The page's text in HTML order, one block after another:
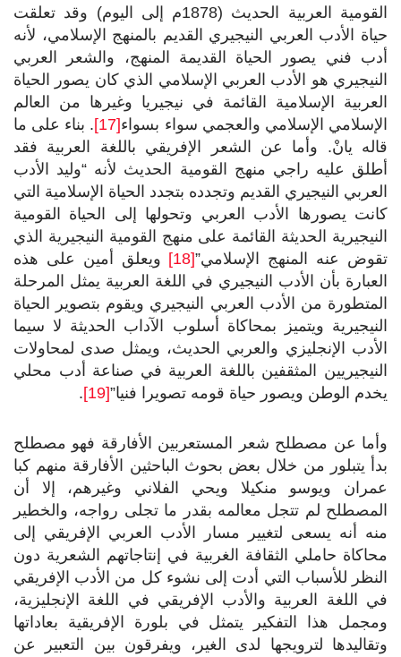
القومية العربية الحديث (1878م إلى اليوم) وقد تعلقت
حياة الأدب العربي النيجيري القديم بالمنهج الإسلامي، لأنه
أدب فني يصور الحياة القديمة المنهج، والشعر العربي
النيجيري هو الأدب العربي الإسلامي الذي كان يصور الحياة
العربية الإسلامية القائمة في نيجيريا وغيرها من العالم
الإسلامي الإسلامي والعجمي سواء بسواء[17]
. بناء على ما
قاله يانْ. وأما عن الشعر الإفريقي باللغة العربية فقد
أطلق عليه راجي منهج القومية الحديث لأنه “وليد الأدب
العربي النيجيري القديم وتجدده بتجدد الحياة الإسلامية التي
كانت يصورها الأدب العربي وتحولها إلى الحياة القومية
النيجيرية الحديثة القائمة على منهج القومية النيجيرية الذي
تقوض عنه المنهج الإسلامي”[18]
ويعلق أمين على هذه
العبارة بأن الأدب النيجيري في اللغة العربية يمثل المرحلة
المتطورة من الأدب العربي النيجيري ويقوم بتصوير الحياة
النيجيرية ويتميز بمحاكاة أسلوب الآداب الحديثة لا سيما
الأدب الإنجليزي والعربي الحديث، ويمثل صدى لمحاولات
النيجيريين المثقفين باللغة العربية في صناعة أدب محلي
يخدم الوطن ويصور حياة قومه تصويرا فنيا”[19]
.
وأما عن مصطلح شعر المستعربين الأفارقة فهو مصطلح
بدأ يتبلور من خلال بعض بحوث الباحثين الأفارقة منهم كبا
عمران ويوسو منكيلا ويحي الفلاني وغيرهم، إلا أن
المصطلح لم تتجل معالمه بقدر ما تجلى رواجه، والخطير
منه أنه يسعى لتغيير مسار الأدب العربي الإفريقي إلى
محاكاة حاملي الثقافة الغربية في إنتاجاتهم الشعرية دون
النظر للأسباب التي أدت إلى نشوء كل من الأدب الإفريقي
في اللغة العربية والأدب الإفريقي في اللغة الإنجليزية،
ومجمل هذا التفكير يتمثل في بلورة الإفريقية بعاداتها
وتقاليدها لترويجها لدى الغير، ويفرقون بين التعبير عن